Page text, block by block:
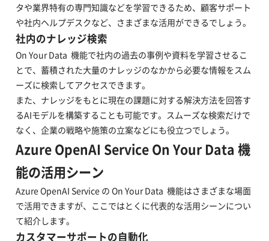
タや業界特有の専門知識などを学習できるため、顧客サポート
や社内ヘルプデスクなど、さまざまな活用ができるでしょう。
社内のナレッジ検索
On Your Data 機能で社内の過去の事例や資料を学習させるこ
とで、蓄積された大量のナレッジのなかから必要な情報をスム
ーズに検索してアクセスできます。
また、ナレッジをもとに現在の課題に対する解決方法を回答す
るAIモデルを構築することも可能です。スムーズな検索だけで
なく、企業の戦略や施策の立案などにも役立つでしょう。
Azure OpenAI Service On Your Data 機
能の活用シーン
Azure OpenAI Service の On Your Data 機能はさまざまな場面
で活用できますが、ここではとくに代表的な活用シーンについ
て紹介します。
カスタマーサポートの自動化